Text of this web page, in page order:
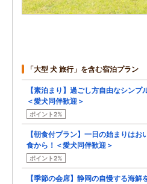
「大型 犬 旅行」を含む宿泊プラン
【素泊まり】過ごし方自由なシンプ
＜愛犬同伴歓迎＞
ポイント2%
【朝食付プラン】一日の始まりはお
食から！＜愛犬同伴歓迎＞
ポイント2%
【季節の会席】静岡の自慢する海鮮